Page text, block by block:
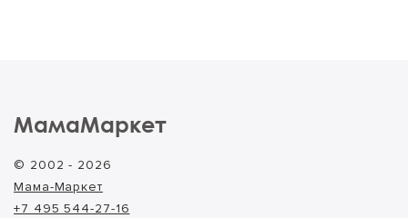
МамаМаркет
© 2002 - 2026
Мама-Маркет
+7 495 544-27-16